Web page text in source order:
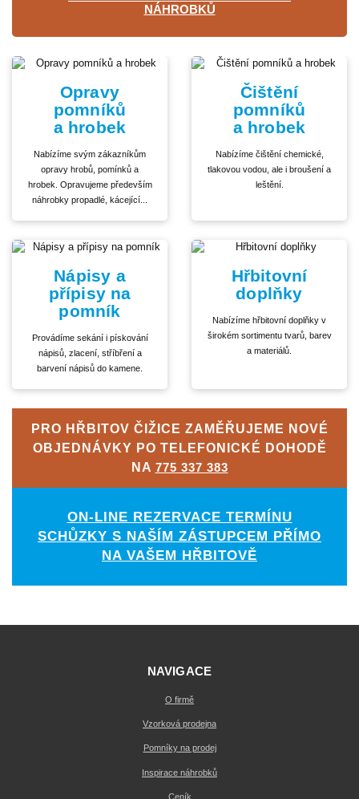
NÁHROBKŮ
Opravy
pomníků
a hrobek
Nabízíme svým zákazníkům
opravy hrobů, pomínků a
hrobek. Opravujeme především
náhrobky propadlé, kácející...
Čištění
pomníků
a hrobek
Nabízíme čištění chemické,
tlakovou vodou, ale i broušení a
leštění.
Nápisy a
přípisy na
pomník
Provádíme sekání i pískování
nápisů, zlacení, stříbření a
barvení nápisů do kamene.
Hřbitovní
doplňky
Nabízíme hřbitovní doplňky v
širokém sortimentu tvarů, barev
a materiálů.
PRO HŘBITOV ČIŽICE ZAMĚŘUJEME NOVÉ
OBJEDNÁVKY PO TELEFONICKÉ DOHODĚ
NA 775 337 383
ON-LINE REZERVACE TERMÍNU
SCHŮZKY S NAŠÍM ZÁSTUPCEM PŘÍMO
NA VAŠEM HŘBITOVĚ
NAVIGACE
O firmě
Vzorková prodejna
Pomníky na prodej
Inspirace náhrobků
Ceník